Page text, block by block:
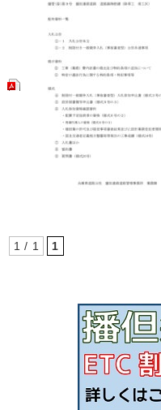
1 / 1 1